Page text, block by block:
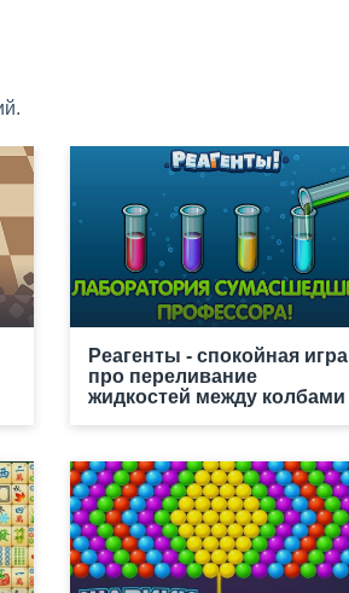
Реагенты - спокойная игра
про переливание
жидкостей между колбами